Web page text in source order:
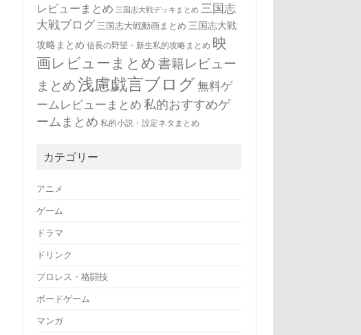
レビューまとめ 三国志大戦デッキまとめ 三国志
大戦ブログ 三国志大戦動画まとめ 三国志大戦
攻略まとめ 信長の野望・新生私的攻略まとめ 映
画レビューまとめ 書籍レビュー
まとめ浅慮戯言ブログ無料ゲ
ームレビューまとめ 私的おすすめゲ
ームまとめ 私的小説・設定ネタまとめ
カテゴリー
アニメ
ゲーム
ドラマ
ドリンク
プロレス・格闘技
ボードゲーム
マンガ